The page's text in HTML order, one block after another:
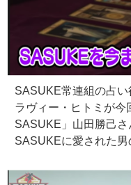
SASUKE常連組の占い
ラヴィー・ヒトミが今
SASUKE」山田勝己さ
SASUKEに愛された男